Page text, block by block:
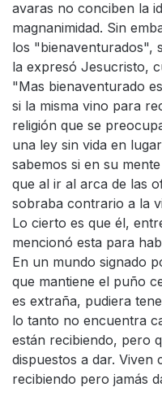
avaras no conciben la
magnanimidad. Sin
los "bienaventurados",
la expresó Jesucristo,
"Mas bienaventurado
si la misma vino para
religión que se
una ley sin vida en
sabemos si en su
que al ir al arca de las
sobraba contrario a la
Lo cierto es que él,
mencionó esta para
En un mundo signado
que mantiene el puño
es extraña, pudiera
lo tanto no encuentra
están recibiendo, pero
dispuestos a dar. Viven
recibiendo pero jamás